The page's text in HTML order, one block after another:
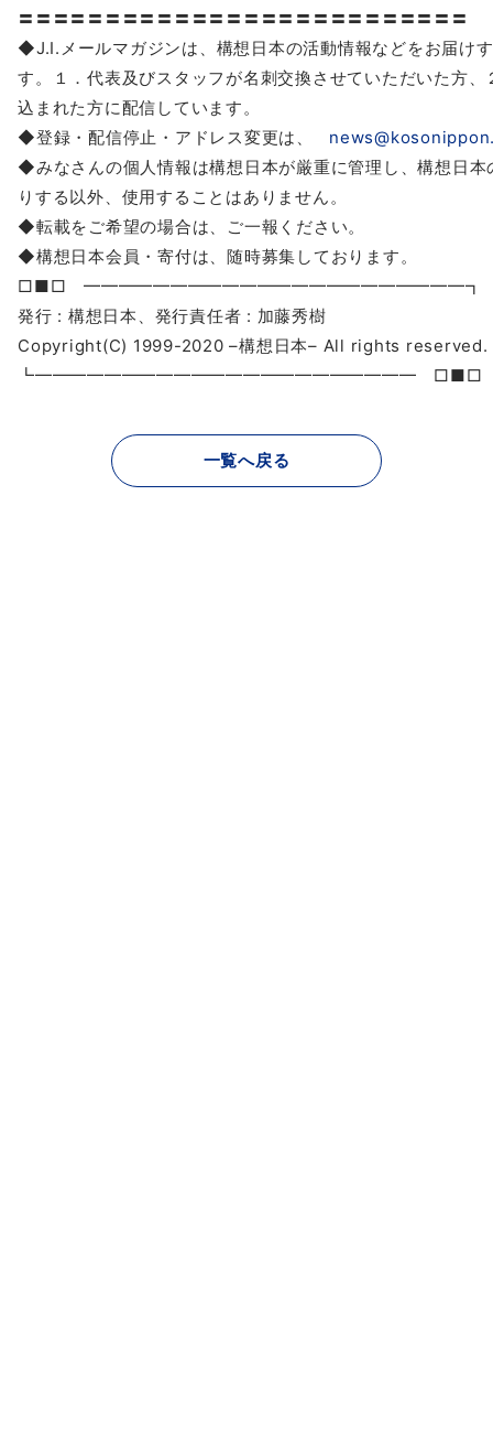
〓〓〓〓〓〓〓〓〓〓〓〓〓〓〓〓〓〓〓〓〓〓〓〓〓〓
◆J.I. メールマガジンは、 構想 日本の活動情報などをお届けす
す。１． 代表及びスタッフが名刺交換させていただいた方、
込まれた方に配信しています。
◆登録・配信停止・アドレス変更は、
◆みなさんの個人情報は構想 日本が厳重に管理し、構想 日本
りする以外、使用することはありません。
◆転載をご希望の場合は、ご一報ください。
◆構想日本会員・寄付は、随時募集しております。
□■□ ━━━━━━━━━━━━━━━━━━━━━━┓
発行 : 構想日本 、発行責任者 : 加藤秀樹
Copyright(C) 1999-2020 –構想 日本– All rights reserved.
┗━━━━━━━━━━━━━━━━━━━━━━ □■□
一覧へ戻る